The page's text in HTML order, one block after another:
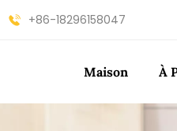
+86-18296158047
Maison À